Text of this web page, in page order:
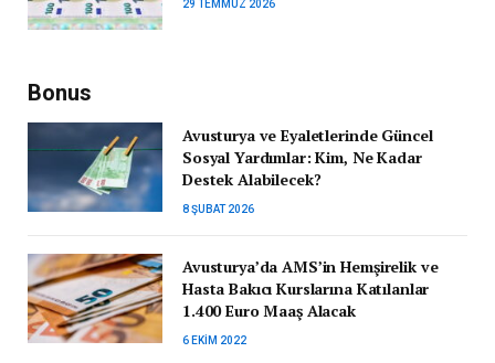
29 TEMMUZ 2026
Bonus
Avusturya ve Eyaletlerinde Güncel
Sosyal Yardımlar: Kim, Ne Kadar
Destek Alabilecek?
8 ŞUBAT 2026
Avusturya’da AMS’in Hemşirelik ve
Hasta Bakıcı Kurslarına Katılanlar
1.400 Euro Maaş Alacak
6 EKIM 2022